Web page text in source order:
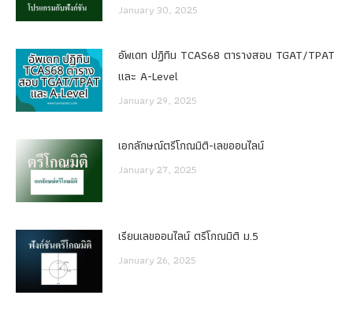
January 30, 2025
อัพเดท ปฏิทิน TCAS68 ตารางสอบ TGAT/TPAT
และ A-Level
January 29, 2025
เอกลักษณ์ตรีโกณมิติ-เลขออนไลน์
January 27, 2025
เรียนเลขออนไลน์ ตรีโกณมิติ ม.5
January 26, 2025